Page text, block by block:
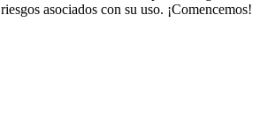
asociados con su uso. ¡Comencemos!